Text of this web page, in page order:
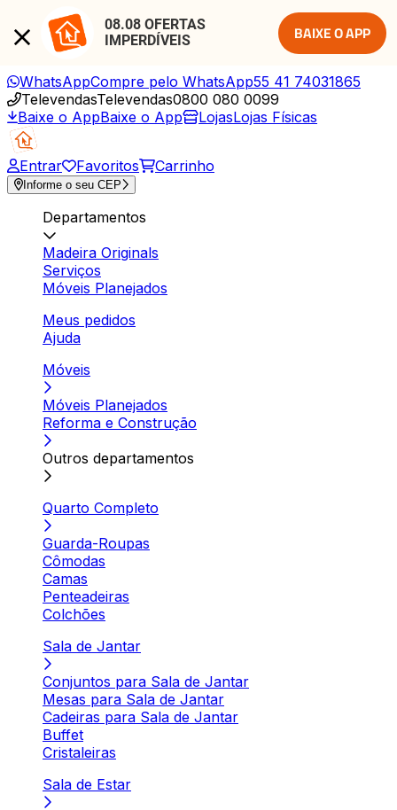
08.08 OFERTAS
IMPERDÍVEIS
BAIXE O APP
WhatsAppCompre pelo WhatsApp55 41 74031865
TelevendasTelevendas0800 080 0099
Baixe o AppBaixe o App LojasLojas Físicas
Entrar Favoritos Carrinho
Informe o seu CEP
Departamentos
Madeira Originals
Serviços
Móveis Planejados
Meus pedidos
Ajuda
Móveis
Móveis Planejados
Reforma e Construção
Outros departamentos
Quarto Completo
Guarda-Roupas
Cômodas
Camas
Penteadeiras
Colchões
Sala de Jantar
Conjuntos para Sala de Jantar
Mesas para Sala de Jantar
Cadeiras para Sala de Jantar
Buffet
Cristaleiras
Sala de Estar